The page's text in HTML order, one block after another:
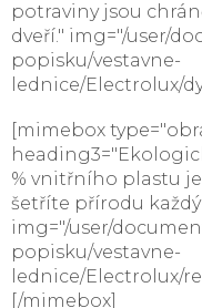
potraviny jsou
dveří." img="/user/
popisku/vestavne-
lednice/Electrolux/
[mimebox
% vnitřního plastu
šetříte přírodu každý
img="/user/
popisku/vestavne-
lednice/Electrolux/
[/mimebox]